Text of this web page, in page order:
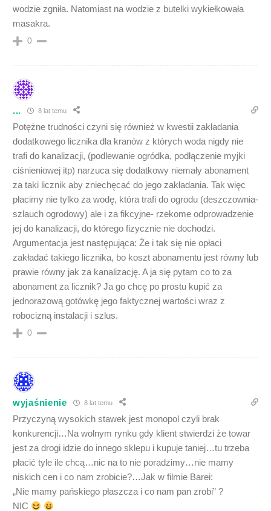
wodzie zgniła. Natomiast na wodzie z butelki wykiełkowała
masakra.
0
... 8 lat temu
Potężne trudności czyni się również w kwestii zakładania
dodatkowego licznika dla kranów z których woda nigdy nie
trafi do kanalizacji, (podlewanie ogródka, podłączenie myjki
ciśnieniowej itp) narzuca się dodatkowy niemały abonament
za taki licznik aby zniechęcać do jego zakładania. Tak więc
płacimy nie tylko za wodę, która trafi do ogrodu (deszczownia-
szlauch ogrodowy) ale i za fikcyjne- rzekome odprowadzenie
jej do kanalizacji, do którego fizycznie nie dochodzi.
Argumentacja jest następująca: Że i tak się nie opłaci
zakładać takiego licznika, bo koszt abonamentu jest równy lub
prawie równy jak za kanalizację. A ja się pytam co to za
abonament za licznik? Ja go chcę po prostu kupić za
jednorazową gotówkę jego faktycznej wartości wraz z
robocizną instalacji i szlus.
0
wyjaśnienie 8 lat temu
Przyczyną wysokich stawek jest monopol czyli brak
konkurencji…Na wolnym rynku gdy klient stwierdzi że towar
jest za drogi idzie do innego sklepu i kupuje taniej…tu trzeba
płacić tyle ile chcą…nic na to nie poradzimy…nie mamy
niskich cen i co nam zrobicie?…Jak w filmie Barei:
„Nie mamy pańskiego płaszcza i co nam pan zrobi” ?
NIC